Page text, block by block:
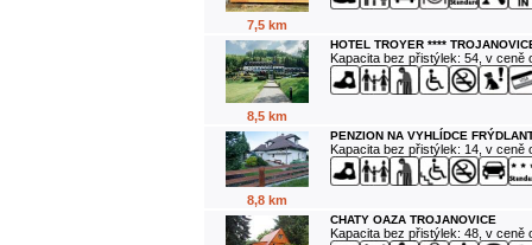
7,5 km
8,5 km
HOTEL TROYER ****
Kapacita bez přistýlek: 54, v ceně
8,8 km
PENZION NA VYHLÍDCE
Kapacita bez přistýlek: 14, v ceně
CHATY OAZA TROJANOVICE
Kapacita bez přistýlek: 48, v ceně